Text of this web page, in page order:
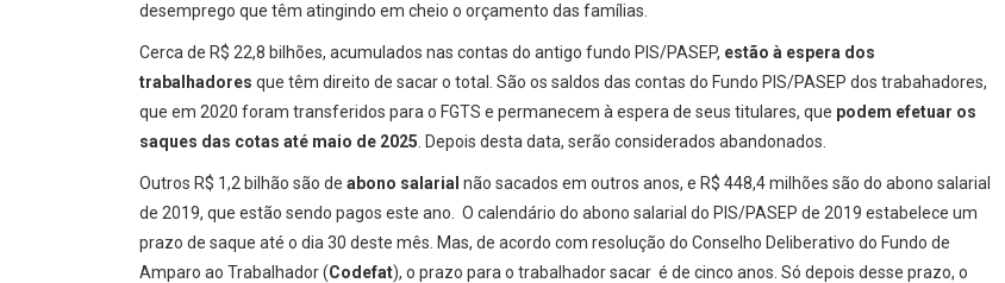
desemprego que têm atingindo em cheio o orçamento das famílias.
Cerca de R$ 22,8 bilhões, acumulados nas contas do antigo fundo PIS/PASEP, estão à espera dos
trabalhadores que têm direito de sacar o total. São os saldos das contas do Fundo PIS/PASEP dos trabahadores,
que em 2020 foram transferidos para o FGTS e permanecem à espera de seus titulares, que podem efetuar os
saques das cotas até maio de 2025 . Depois desta data, serão considerados abandonados.
Outros R$ 1,2 bilhão são de abono salarial não sacados em outros anos, e R$ 448,4 milhões são do abono salarial
de 2019, que estão sendo pagos este ano. O calendário do abono salarial do PIS/PASEP de 2019 estabelece um
prazo de saque até o dia 30 deste mês. Mas, de acordo com resolução do Conselho Deliberativo do Fundo de
Amparo ao Trabalhador (Codefat), o prazo para o trabalhador sacar é de cinco anos. Só depois desse prazo, o